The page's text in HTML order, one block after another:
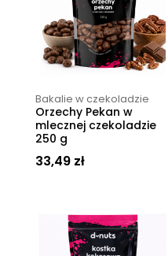
Bakalie w czekoladzie
Orzechy Pekan w
mlecznej czekoladzie
250 g
33,49 zł